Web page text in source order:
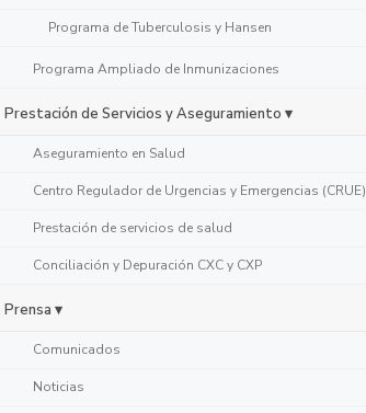
Programa de Tuberculosis y Hansen
Programa Ampliado de Inmunizaciones
Prestación de Servicios y Aseguramiento ▾
Aseguramiento en Salud
Centro Regulador de Urgencias y Emergencias (CRUE)
Prestación de servicios de salud
Conciliación y Depuración CXC y CXP
Prensa ▾
Comunicados
Noticias